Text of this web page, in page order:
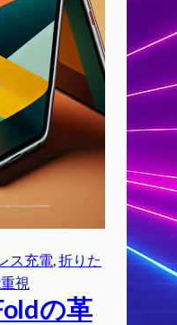
ス充電, 折りた
視
の革